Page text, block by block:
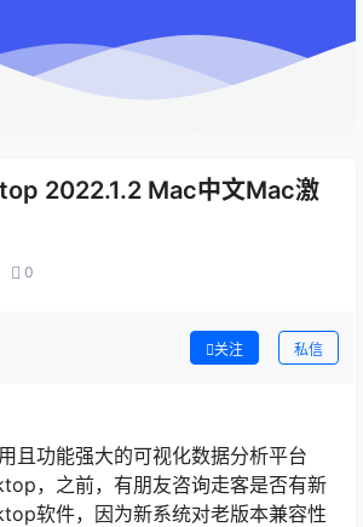
2022.1.2 Mac中文Mac激
0
关注 私信
且功能强大的可视化数据分析平台
，之前，有朋友咨询走客是否有新
软件，因为新系统对老版本兼容性